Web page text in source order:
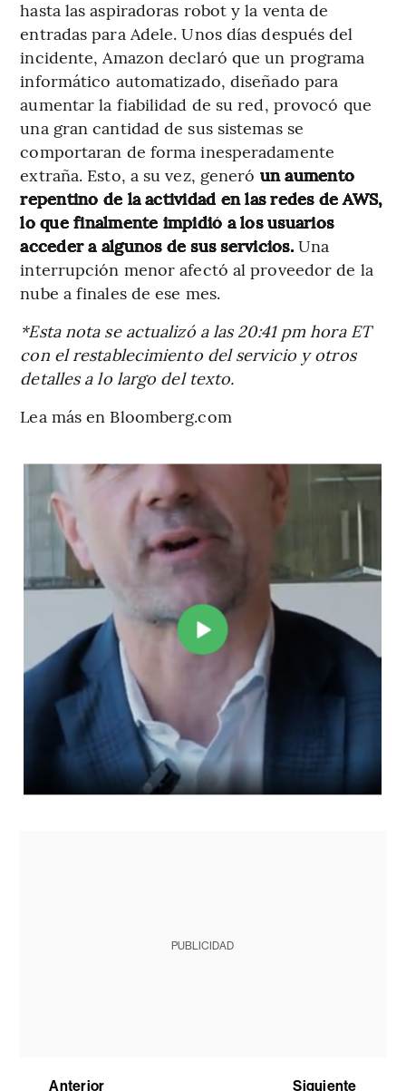
hasta las aspiradoras robot y la venta de
entradas para Adele. Unos días después del
incidente, Amazon declaró que un programa
informático automatizado, diseñado para
aumentar la fiabilidad de su red, provocó que
una gran cantidad de sus sistemas se
comportaran de forma inesperadamente
extraña. Esto, a su vez, generó un aumento
repentino de la actividad en las redes de AWS,
lo que finalmente impidió a los usuarios
acceder a algunos de sus servicios.Una
interrupción menor afectó al proveedor de la
nube a finales de ese mes.
*Esta nota se actualizó a las 20:41 pm hora ET
con el restablecimiento del servicio y otros
detalles a lo largo del texto.
Lea más en Bloomberg.com
PUBLICIDAD
Anterior Siguiente